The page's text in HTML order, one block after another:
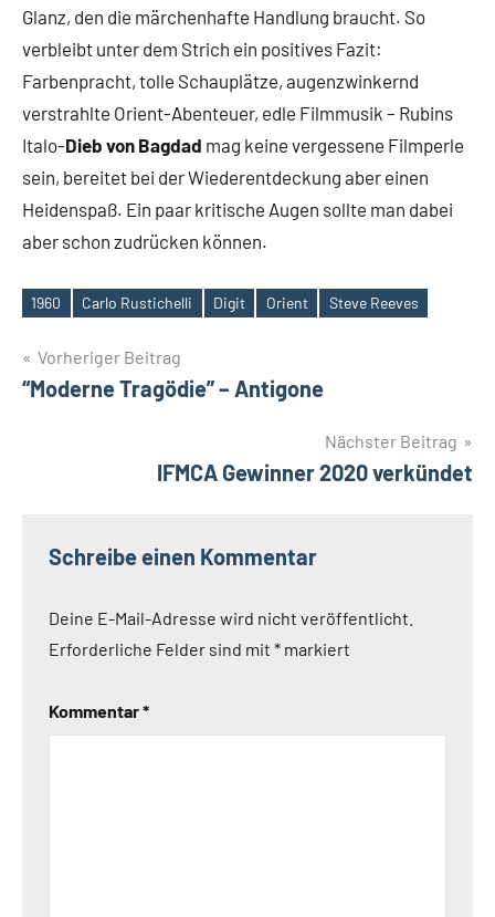
Glanz, den die märchenhafte Handlung braucht. So
verbleibt unter dem Strich ein positives Fazit:
Farbenpracht, tolle Schauplätze, augenzwinkernd
verstrahlte Orient-Abenteuer, edle Filmmusik – Rubins
Italo-Dieb von Bagdad mag keine vergessene Filmperle
sein, bereitet bei der Wiederentdeckung aber einen
Heidenspaß. Ein paar kritische Augen sollte man dabei
aber schon zudrücken können.
Schlagwörter
1960 Carlo Rustichelli Digit Orient Steve Reeves
Beitragsnavigation
Vorheriger Beitrag
“Moderne Tragödie” – Antigone
Nächster Beitrag
IFMCA Gewinner 2020 verkündet
Schreibe einen Kommentar
Deine E-Mail-Adresse wird nicht veröffentlicht.
Erforderliche Felder sind mit * markiert
Kommentar*